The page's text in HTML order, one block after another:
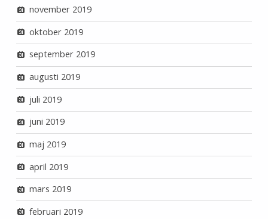
november 2019
oktober 2019
september 2019
augusti 2019
juli 2019
juni 2019
maj 2019
april 2019
mars 2019
februari 2019